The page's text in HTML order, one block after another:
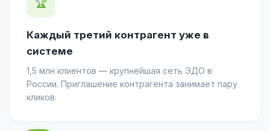
Каждый третий контрагент уже в
системе
1,5 млн клиентов — крупнейшая сеть ЭДО в
России. Приглашение контрагента занимает пару
кликов.